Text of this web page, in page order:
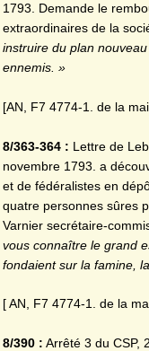
1793. Demande le
extraordinaires de la
instruire du plan
ennemis. »
[AN, F7 4774-1. de la
8/363-364 : Lettre de
novembre 1793. a
et de fédéralistes en
quatre personnes sûres
Varnier secrétaire-
vous connaître le grand
fondaient sur la famine,
[ AN, F7 4774-1. de la
8/390 : Arrêté 3 du CSP,